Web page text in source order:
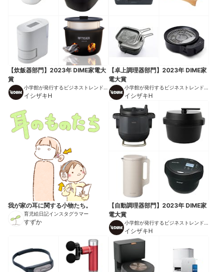
【炊飯器部門】2023年 DIME家電大
賞
小学館が発行するビジネストレンドマ
ガジン
イシザキH
【卓上調理器部門】2023年 DIME家
電大賞
小学館が発行するビジネストレンドマ
ガジン
イシザキH
我が家の耳に関する小物たち。
育児絵日記インスタグラマー
すずか
【自動調理器部門】2023年 DIME家
電大賞
小学館が発行するビジネストレンドマ
ガジン
イシザキH